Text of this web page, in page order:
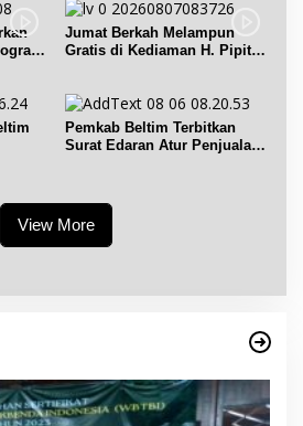
Jumat Berkah Melampun
Gratis di Kediaman H. Pipit
Pemkab Beltim Terbitkan
Surat Edaran Atur Penjualan
View More